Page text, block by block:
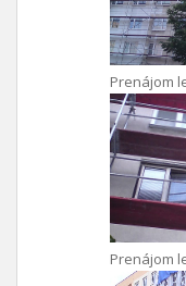
Prenájom
Prenájom